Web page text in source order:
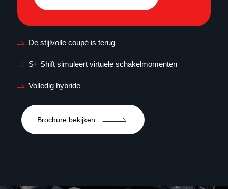
De stijlvolle coupé is terug
S+ Shift simuleert virtuele schakelmomenten
Volledig hybride
Brochure bekijken